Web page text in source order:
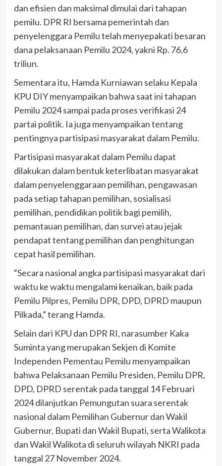
dan efisien dan maksimal dimulai dari tahapan
pemilu. DPR RI bersama pemerintah dan
penyelenggara Pemilu telah menyepakati besaran
dana pelaksanaan Pemilu 2024, yakni Rp. 76,6
triliun.
Sementara itu, Hamda Kurniawan selaku Kepala
KPU DIY menyampaikan bahwa saat ini tahapan
Pemilu 2024 sampai pada proses verifikasi 24
partai politik. Ia juga menyampaikan tentang
pentingnya partisipasi masyarakat dalam Pemilu.
Partisipasi masyarakat dalam Pemilu dapat
dilakukan dalam bentuk keterlibatan masyarakat
dalam penyelenggaraan pemilihan, pengawasan
pada setiap tahapan pemilihan, sosialisasi
pemilihan, pendidikan politik bagi pemilih,
pemantauan pemilihan, dan survei atau jejak
pendapat tentang pemilihan dan penghitungan
cepat hasil pemilihan.
“Secara nasional angka partisipasi masyarakat dari
waktu ke waktu mengalami kenaikan, baik pada
Pemilu Pilpres, Pemilu DPR, DPD, DPRD maupun
Pilkada,” terang Hamda.
Selain dari KPU dan DPR RI, narasumber Kaka
Suminta yang merupakan Sekjen di Komite
Independen Pementau Pemilu menyampaikan
bahwa Pelaksanaan Pemilu Presiden, Pemilu DPR,
DPD, DPRD serentak pada tanggal 14 Februari
2024 dilanjutkan Pemungutan suara serentak
nasional dalam Pemilihan Gubernur dan Wakil
Gubernur, Bupati dan Wakil Bupati, serta Walikota
dan Wakil Walikota di seluruh wilayah NKRI pada
tanggal 27 November 2024.